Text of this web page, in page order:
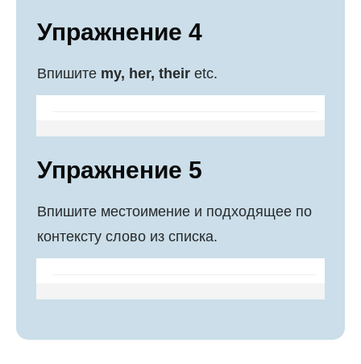
Упражнение 4
Впишите my, her, their etc.
Упражнение 5
Впишите местоимение и подходящее по
контексту слово из списка.